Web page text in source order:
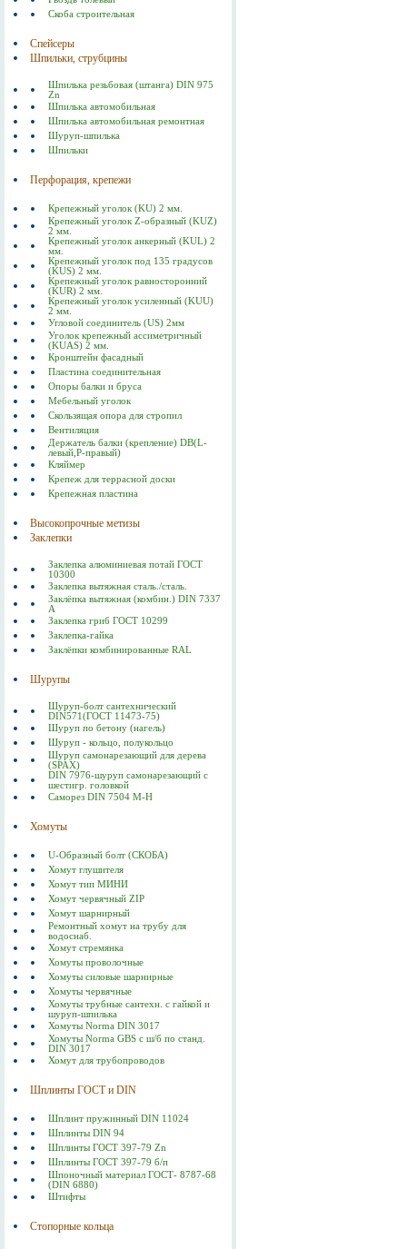
Скоба строительная
Спейсеры
Шпильки, струбцины
Шпилька резьбовая (штанга) DIN 975
Zn
Шпилька автомобильная
Шпилька автомобильная ремонтная
Шуруп-шпилька
Шпильки
Перфорация, крепежи
Крепежный уголок (KU) 2 мм.
Крепежный уголок Z-образный (KUZ)
2 мм.
Крепежный уголок анкерный (KUL) 2
мм.
Крепежный уголок под 135 градусов
(KUS) 2 мм.
Крепежный уголок равносторонний
(KUR) 2 мм.
Крепежный уголок усиленный (KUU)
2 мм.
Угловой соединитель (US) 2мм
Уголок крепежный ассиметричный
(KUAS) 2 мм.
Кронштейн фасадный
Пластина соединительная
Опоры балки и бруса
Мебельный уголок
Скользящая опора для стропил
Вентиляция
Держатель балки (крепление) DB(L-
левый,P-правый)
Кляймер
Крепеж для террасной доски
Крепежная пластина
Высокопрочные метизы
Заклепки
Заклепка алюминиевая потай ГОСТ
10300
Заклепка вытяжная сталь./сталь.
Заклёпка вытяжная (комбин.) DIN 7337
А
Заклепка гриб ГОСТ 10299
Заклепка-гайка
Заклёпки комбинированные RAL
Шурупы
Шуруп-болт сантехнический
DIN571(ГОСТ 11473-75)
Шуруп по бетону (нагель)
Шуруп - кольцо, полукольцо
Шуруп самонарезающий для дерева
(SPAX)
DIN 7976-шуруп самонарезающий с
шестигр. головкой
Саморез DIN 7504 M-H
Хомуты
U-Образный болт (СКОБА)
Хомут глушителя
Хомут тип МИНИ
Хомут червячный ZIP
Хомут шарнирный
Ремонтный хомут на трубу для
водоснаб.
Хомут стремянка
Хомуты проволочные
Хомуты силовые шарнирные
Хомуты червячные
Хомуты трубные сантехн. с гайкой и
шуруп-шпилька
Хомуты Norma DIN 3017
Хомуты Norma GBS с ш/б по станд.
DIN 3017
Хомут для трубопроводов
Шплинты ГОСТ и DIN
Шплинт пружинный DIN 11024
Шплинты DIN 94
Шплинты ГОСТ 397-79 Zn
Шплинты ГОСТ 397-79 б/п
Шпоночный материал ГОСТ- 8787-68
(DIN 6880)
Штифты
Стопорные кольца